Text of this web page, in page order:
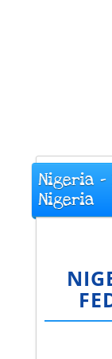
Nigeria -
Nigeria